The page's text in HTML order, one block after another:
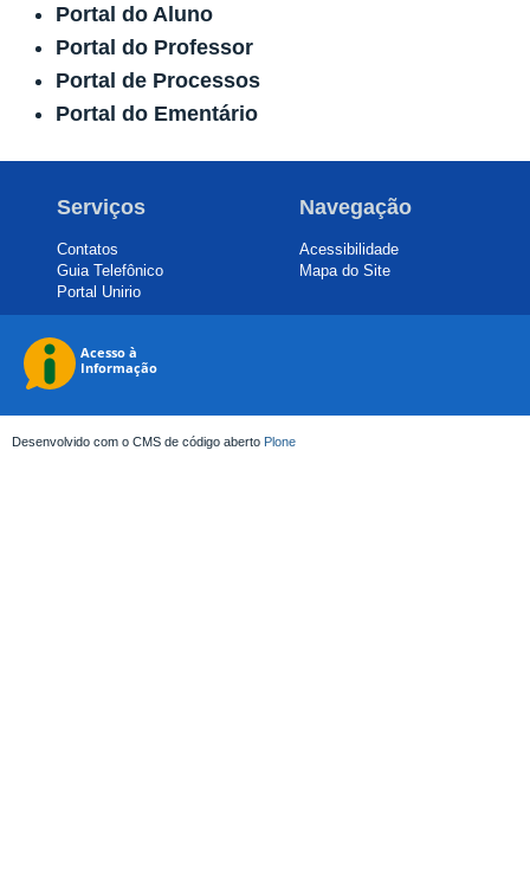
Portal do Aluno
Portal do Professor
Portal de Processos
Portal do Ementário
Serviços
Contatos
Guia Telefônico
Portal Unirio
Navegação
Acessibilidade
Mapa do Site
Desenvolvido com o CMS de código aberto Plone